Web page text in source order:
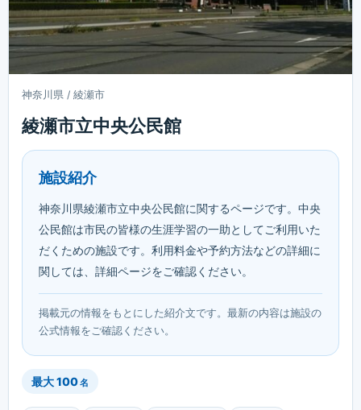
神奈川県 / 綾瀬市
綾瀬市立中央公民館
施設紹介
神奈川県綾瀬市立中央公民館に関するページです。中央
公民館は市民の皆様の生涯学習の一助としてご利用いた
だくための施設です。利用料金や予約方法などの詳細に
関しては、詳細ページをご確認ください。
掲載元の情報をもとにした紹介文です。最新の内容は施設の
公式情報をご確認ください。
最大100名